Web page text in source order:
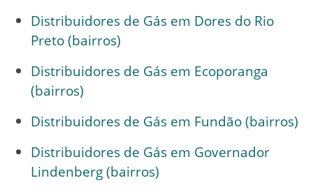
Distribuidores de Gás em Dores do Rio
Preto (bairros)
Distribuidores de Gás em Ecoporanga
(bairros)
Distribuidores de Gás em Fundão (bairros)
Distribuidores de Gás em Governador
Lindenberg (bairros)